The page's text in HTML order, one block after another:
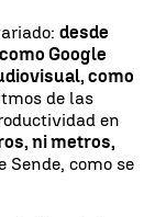
desde
Google
como
de las
en
ni metros,
Sende, como se